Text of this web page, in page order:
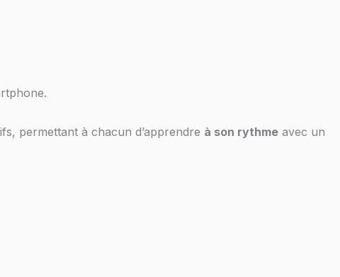
permettant à chacun d’apprendre à son rythme avec un